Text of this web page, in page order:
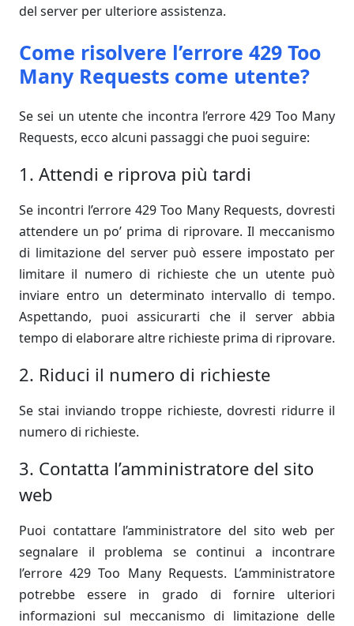
del server per ulteriore assistenza.
Come risolvere l’errore 429 Too
Many Requests come utente?
Se sei un utente che incontra l’errore 429 Too Many
Requests, ecco alcuni passaggi che puoi seguire:
1. Attendi e riprova più tardi
Se incontri l’errore 429 Too Many Requests, dovresti
attendere un po’ prima di riprovare. Il meccanismo
di limitazione del server può essere impostato per
limitare il numero di richieste che un utente può
inviare entro un determinato intervallo di tempo.
Aspettando, puoi assicurarti che il server abbia
tempo di elaborare altre richieste prima di riprovare.
2. Riduci il numero di richieste
Se stai inviando troppe richieste, dovresti ridurre il
numero di richieste.
3. Contatta l’amministratore del sito
web
Puoi contattare l’amministratore del sito web per
segnalare il problema se continui a incontrare
l’errore 429 Too Many Requests. L’amministratore
potrebbe essere in grado di fornire ulteriori
informazioni sul meccanismo di limitazione delle